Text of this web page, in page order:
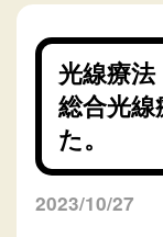
光線療
総合光
た。
2023/10/27